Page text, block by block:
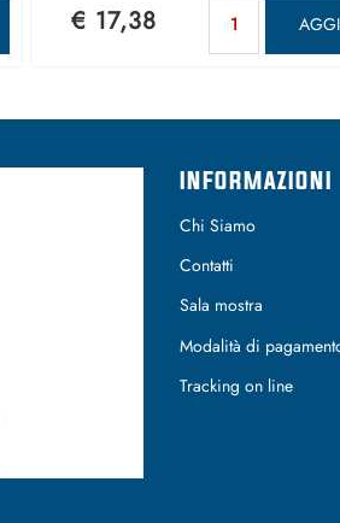
€ 17,38
INFORMAZIONI
Chi Siamo
Contatti
Sala mostra
Modalità di
Tracking on line